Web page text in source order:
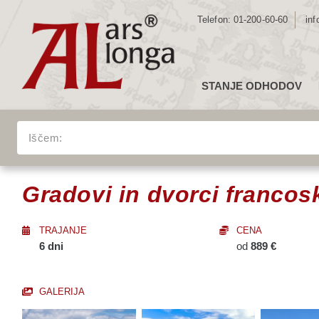
Telefon: 01-200-60-60
STANJE ODHODOV
Gradovi in dvorci francoskih kraljev
Iščem:
VSA POTOVANJA
Gradovi in dvorci
TRAJANJE
6 dni
CENA
od 889 €
GALERIJA